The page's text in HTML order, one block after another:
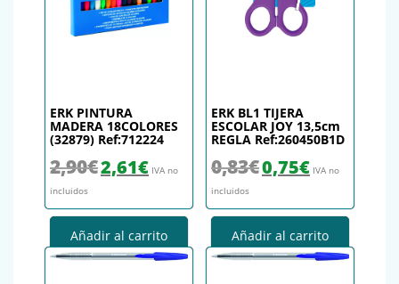
ERK PINTURA
MADERA 18COLORES
(32879) Ref:712224
2,90€El precio original era: 2,90€.
2,61€El precio actual es: 2,61€.
IVA no
incluidos
Añadir al carrito
ERK BL1 TIJERA
ESCOLAR JOY 13,5cm
REGLA Ref:260450B1D
0,83€ El precio original era: 0,83€.
0,75€El precio actual
IVA no
incluidos
Añadir al carrito